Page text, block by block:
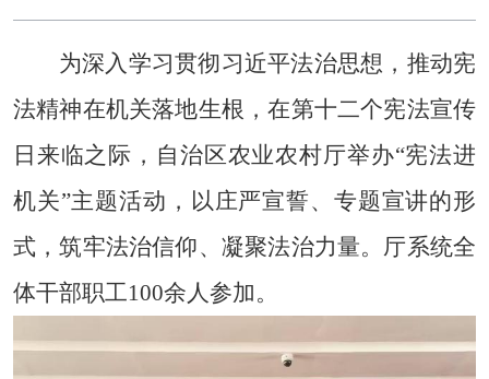
为深入学习贯彻习近平法治思想，推动宪
法精神在机关落地生根，在第十二个宪法宣传
日来临之际， 自治区农业农村厅举办“宪法进
机关”主题活动，以庄严宣誓、专题宣讲的形
式，筑牢法治信仰、凝聚法治力量。厅系统全
体干部职工100余人参加。